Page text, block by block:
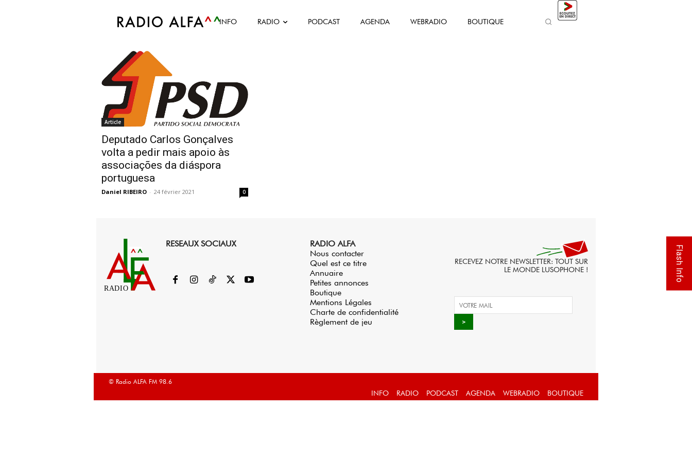
INFO RADIO PODCAST AGENDA WEBRADIO BOUTIQUE
Accueil Tags Apoio associações diáspora
Tag: Apoio associações diáspora
Article
Deputado Carlos Gonçalves
volta a pedir mais apoio às
associações da diáspora
portuguesa
Daniel RIBEIRO - 24 février 2021 0
RADIO
RESEAUX SOCIAUX
RADIO ALFA
Nous contacter
Quel est ce titre
Annuaire
Petites annonces
Boutique
Mentions Légales
Charte de confidentialité
Règlement de jeu
RECEVEZ NOTRE NEWSLETTER: TOUT SUR
LE MONDE LUSOPHONE !
© Radio ALFA FM 98.6
INFO RADIO PODCAST AGENDA WEBRADIO BOUTIQUE
Flash Info